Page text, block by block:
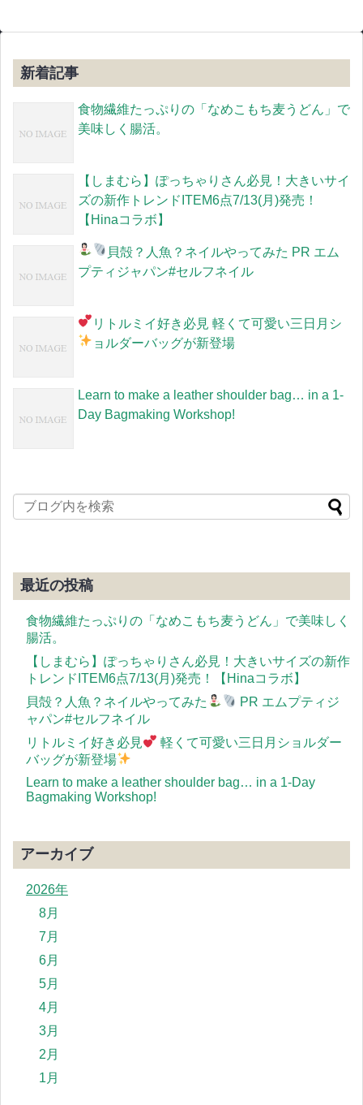
新着記事
食物繊維たっぷりの「なめこもち麦うどん」で
美味しく腸活。
【しまむら】ぽっちゃりさん必見！大きいサイ
ズの新作トレンドITEM6点7/13(月)発売！
【Hinaコラボ】
貝殻？人魚？ネイルやってみた PR エム
プティジャパン#セルフネイル
リトルミイ好き必見 軽くて可愛い三日月シ
ョルダーバッグが新登場
Learn to make a leather shoulder bag… in a 1-
Day Bagmaking Workshop!
最近の投稿
食物繊維たっぷりの「なめこもち麦うどん」で美味しく
腸活。
【しまむら】ぽっちゃりさん必見！大きいサイズの新作
トレンドITEM6点7/13(月)発売！【Hinaコラボ】
貝殻？人魚？ネイルやってみた
PR エムプティジ
ャパン#セルフネイル
リトルミイ好き必見
軽くて可愛い三日月ショルダー
バッグが新登場
Learn to make a leather shoulder bag… in a 1-Day
Bagmaking Workshop!
アーカイブ
2026年
8月
7月
6月
5月
4月
3月
2月
1月